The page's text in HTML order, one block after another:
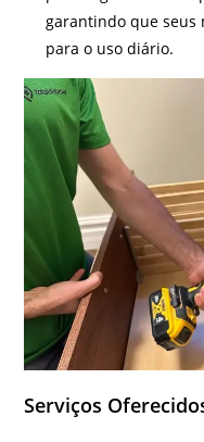
garantindo que seus
para o uso diário.
Serviços